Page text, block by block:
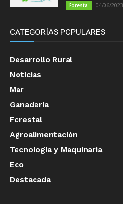
Forestal 04/06/2023
CATEGORÍAS POPULARES
Desarrollo Rural
Noticias
Mar
Ganadería
Forestal
Agroalimentación
Tecnología y Maquinaria
Eco
Destacada